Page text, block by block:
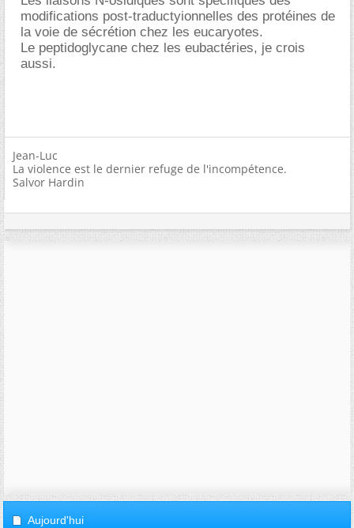
modifications post-traductyionnelles des protéines de
la voie de sécrétion chez les eucaryotes.
Le peptidoglycane chez les eubactéries, je crois
aussi.
Jean-Luc
La violence est le dernier refuge de l'incompétence.
Salvor Hardin
Aujourd'hui